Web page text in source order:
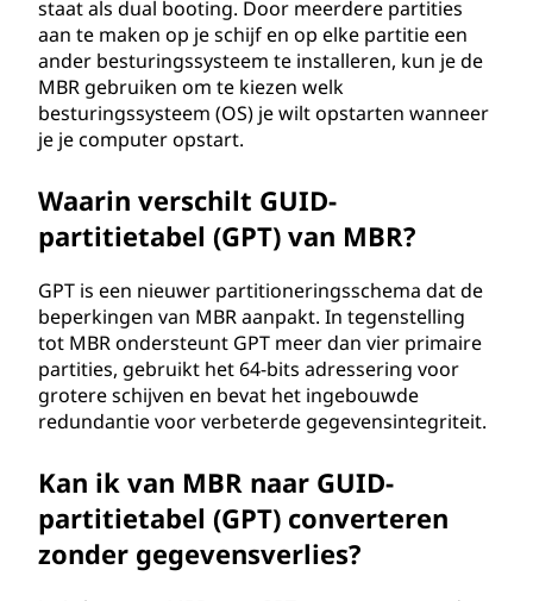
staat als dual booting. Door meerdere partities
aan te maken op je schijf en op elke partitie een
ander besturingssysteem te installeren, kun je de
MBR gebruiken om te kiezen welk
besturingssysteem (OS) je wilt opstarten wanneer
je je computer opstart.
Waarin verschilt GUID-
partitietabel (GPT) van MBR?
GPT is een nieuwer partitioneringsschema dat de
beperkingen van MBR aanpakt. In tegenstelling
tot MBR ondersteunt GPT meer dan vier primaire
partities, gebruikt het 64-bits adressering voor
grotere schijven en bevat het ingebouwde
redundantie voor verbeterde gegevensintegriteit.
Kan ik van MBR naar GUID-
partitietabel (GPT) converteren
zonder gegevensverlies?